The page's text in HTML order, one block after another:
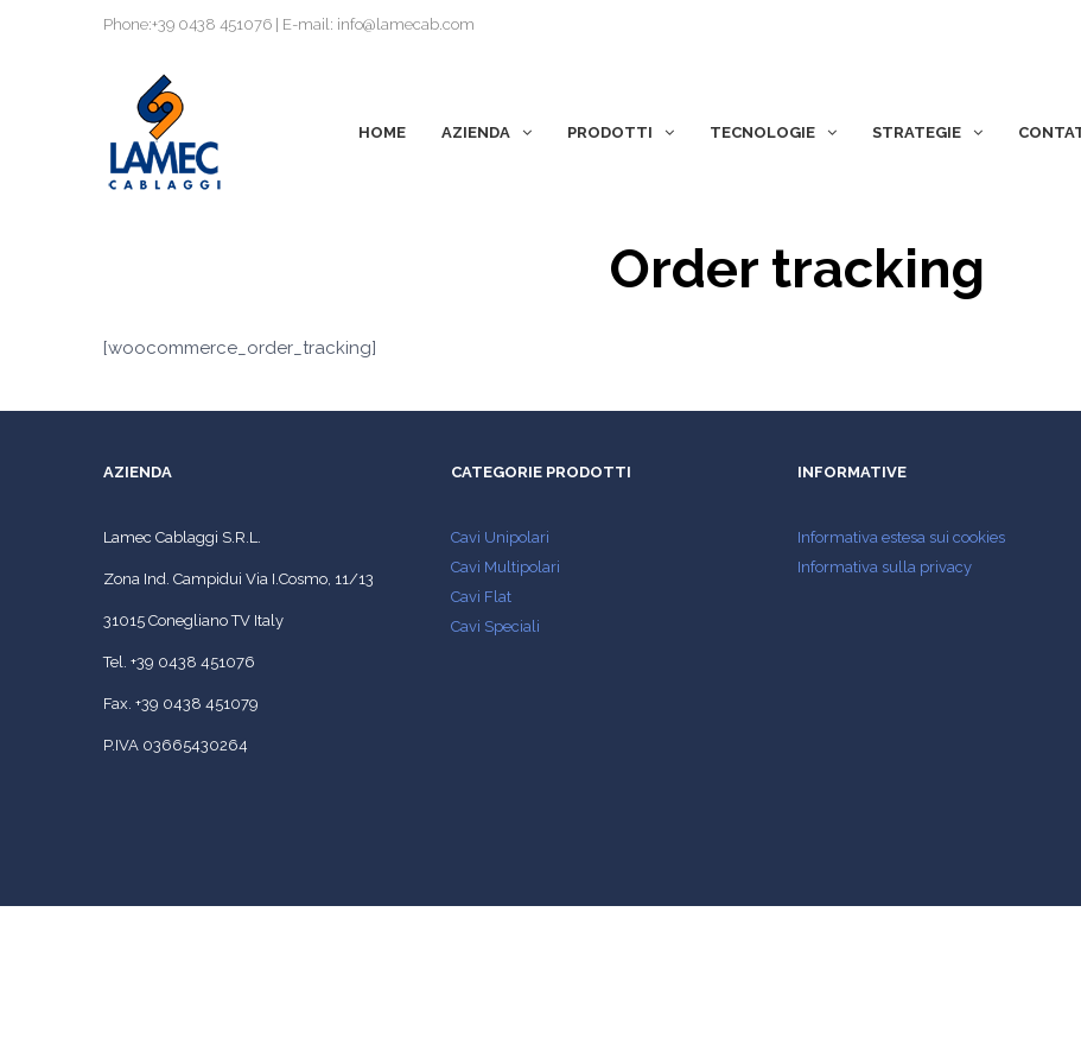
Phone:+39 0438 451076 | E-mail: info@lamecab.com
HOME AZIENDA PRODOTTI TECNOLOGIE STRATEGIE
Order tracking
[woocommerce_order_tracking]
AZIENDA
Lamec Cablaggi S.R.L.
Zona Ind. Campidui Via I.Cosmo, 11/13
31015 Conegliano TV Italy
Tel. +39 0438 451076
Fax. +39 0438 451079
P.IVA 03665430264
CATEGORIE PRODOTTI
Cavi Unipolari
Cavi Multipolari
Cavi Flat
Cavi Speciali
INFORMATIVE
Informativa estesa sui cookies
Informativa sulla privacy